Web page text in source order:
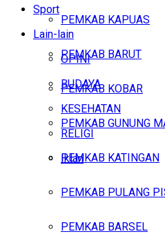
Sport
Lain-lain
OPINI
BUDAYA
KESEHATAN
RELIGI
Iklan
Sabtu, Agustus 8, 2026
PEMKAB KAPUAS
PEMKAB BARUT
PEMKAB KOBAR
PEMKAB GUNUNG
PEMKAB KATINGAN
PEMKAB PULANG
PEMKAB BARSEL